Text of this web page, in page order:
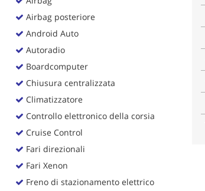
Airbag posteriore
Android Auto
Autoradio
Boardcomputer
Chiusura centralizzata
Climatizzatore
Controllo elettronico della corsia
Cruise Control
Fari direzionali
Fari Xenon
Freno di stazionamento elettrico